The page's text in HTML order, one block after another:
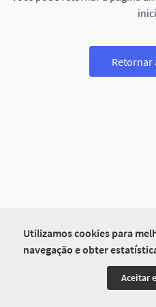
Utilizamos cookies para
navegação e obter
Aceitar
Retornar